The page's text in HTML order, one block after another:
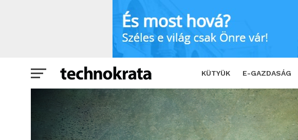
KÜTYÜK E-GAZDASÁG
A SZTAKI vezetésével alakul meg a Mesterséges